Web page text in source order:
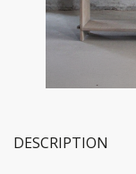
DESCRIPTION